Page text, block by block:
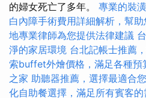
的婦女死亡了多年。 專業的裝
白內障手術費用詳細解析，幫
地專業律師為您提供法律建議
淨的家居環境 台北記帳士推薦
索buffet外燴價格，滿足各種預
之家 助聽器推薦，選擇最適合
化自助餐選擇，滿足所有賓客的